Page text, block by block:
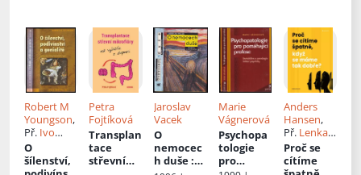
Robert M
Youngson,
Př. Ivo
Müller
O
šílenství,
Petra
Fojtíková
Transplan
tace
střevní
Jaroslav
Vacek
O
nemocec
h duše:
Marie
Vágnerová
Psychopa
tologie
pro
Anders
Hansen,
Př. Lenka
Štěpáníko
vá
Proč se
cítíme